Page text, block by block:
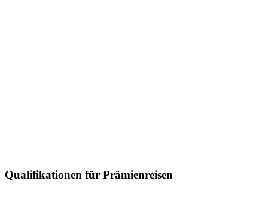
Qualifikationen für Prämienreisen